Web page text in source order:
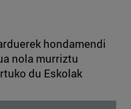
hondamendi
nola murriztu
du Eskolak